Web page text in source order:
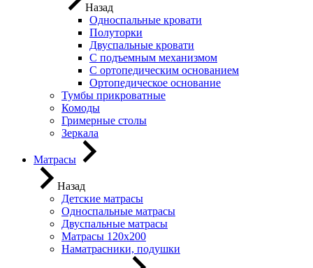
Назад
Односпальные кровати
Полуторки
Двуспальные кровати
С подъемным механизмом
С ортопедическим основанием
Ортопедическое основание
Тумбы прикроватные
Комоды
Гримерные столы
Зеркала
Матрасы
Назад
Детские матрасы
Односпальные матрасы
Двуспальные матрасы
Матрасы 120х200
Наматрасники, подушки